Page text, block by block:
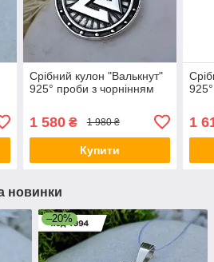
Срібний кулон "Валькнут"
925° проби з чорнінням
1 580₴ 1 980 ₴
Купити
1
новинки
–20%